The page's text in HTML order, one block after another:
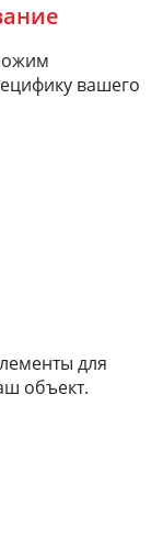
вашего
для
объект.